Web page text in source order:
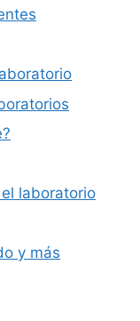
laboratorio
y más